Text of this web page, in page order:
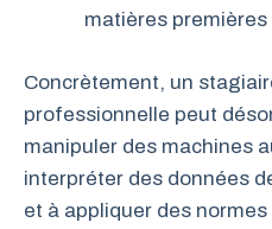
matières
Concrètement, un
professionnelle peut
manipuler des machines
interpréter des données
et à appliquer des